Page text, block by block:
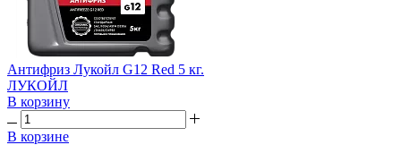
Антифриз Лукойл G12 Red 5 кг.
ЛУКОЙЛ
В корзину
В корзине